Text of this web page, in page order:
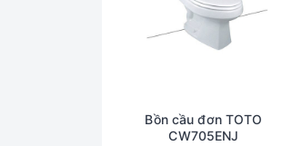
Bồn cầu đơn TOTO
CW705ENJ